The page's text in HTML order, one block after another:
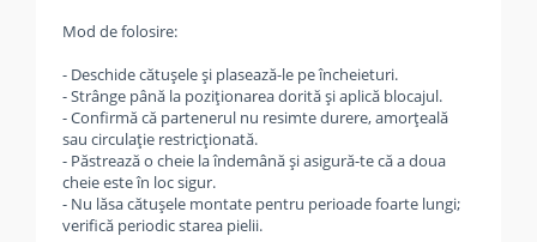
Mod de folosire:
- Deschide cătușele și plasează-le pe încheieturi.
- Strânge până la poziționarea dorită și aplică blocajul.
- Confirmă că partenerul nu resimte durere, amorțeală
sau circulație restricționată.
- Păstrează o cheie la îndemână și asigură-te că a doua
cheie este în loc sigur.
- Nu lăsa cătușele montate pentru perioade foarte lungi;
verifică periodic starea pielii.